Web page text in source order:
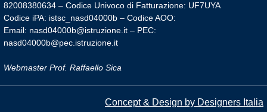
82008380634 – Codice Univoco di Fatturazione: UF7UYA
Codice iPA: istsc_nasd04000b – Codice AOO:
Email: nasd04000b@istruzione.it – PEC:
nasd04000b@pec.istruzione.it
Webmaster Prof. Raffaello Sica
Concept & Design by Designers Italia